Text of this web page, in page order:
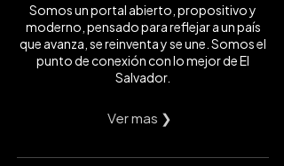
Somos un portal abierto, propositivo y
moderno, pensado para reflejar a un país
que avanza, se reinventa y se une. Somos el
punto de conexión con lo mejor de El
Salvador.
Ver mas ❯